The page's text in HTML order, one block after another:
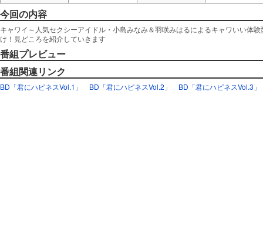
今回の内容
キャワイ～人気セクシーアイドル・小島みなみ＆羽咲みはるによるキャワいい体
け！見どころを紹介していきます
番組プレビュー
番組関連リンク
BD「君にハピネスVol.1」 BD「君にハピネスVol.2」 BD「君にハピネスVol.3」